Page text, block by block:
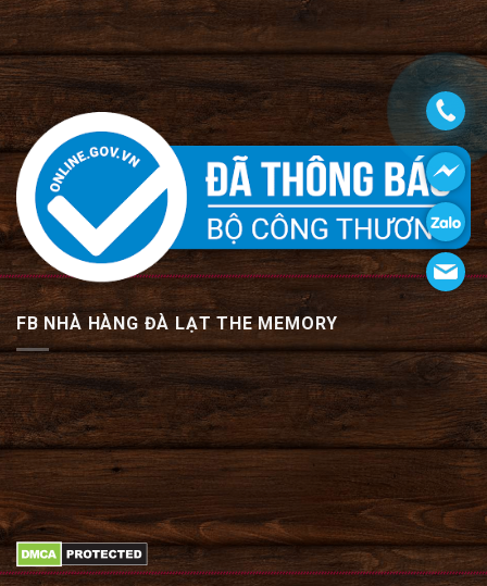
FB NHÀ HÀNG ĐÀ LẠT THE MEMORY